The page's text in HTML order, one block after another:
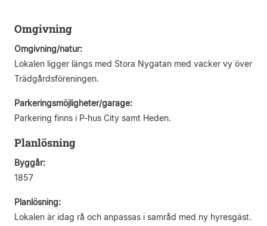
Omgivning
Omgivning/natur:
Lokalen ligger längs med Stora Nygatan med vacker vy över
Trädgårdsföreningen.
Parkeringsmöjligheter/garage:
Parkering finns i P-hus City samt Heden.
Planlösning
Byggår:
1857
Planlösning:
Lokalen är idag rå och anpassas i samråd med ny hyresgäst.